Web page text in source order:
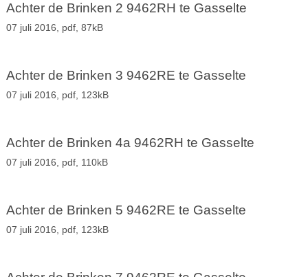
Achter de Brinken 2 9462RH te Gasselte
07 juli 2016, pdf, 87kB
Achter de Brinken 3 9462RE te Gasselte
07 juli 2016, pdf, 123kB
Achter de Brinken 4a 9462RH te Gasselte
07 juli 2016, pdf, 110kB
Achter de Brinken 5 9462RE te Gasselte
07 juli 2016, pdf, 123kB